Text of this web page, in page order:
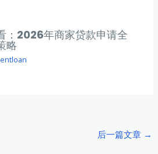
后一篇文章 →
：2026年商家贷款申请全
略